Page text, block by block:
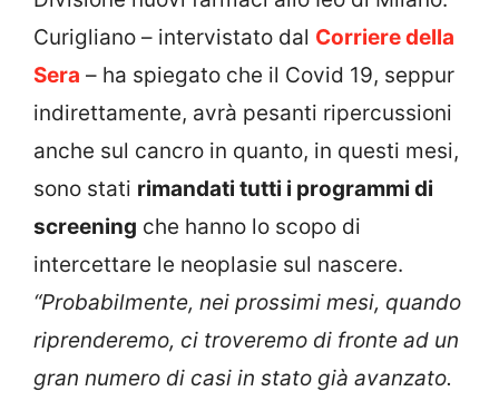
Curigliano – intervistato dal Corriere della
Sera – ha spiegato che il Covid 19, seppur
indirettamente, avrà pesanti ripercussioni
anche sul cancro in quanto, in questi mesi,
sono stati rimandati tutti i programmi di
screening che hanno lo scopo di
intercettare le neoplasie sul nascere.
“Probabilmente, nei prossimi mesi, quando
riprenderemo, ci troveremo di fronte ad un
gran numero di casi in stato già avanzato.